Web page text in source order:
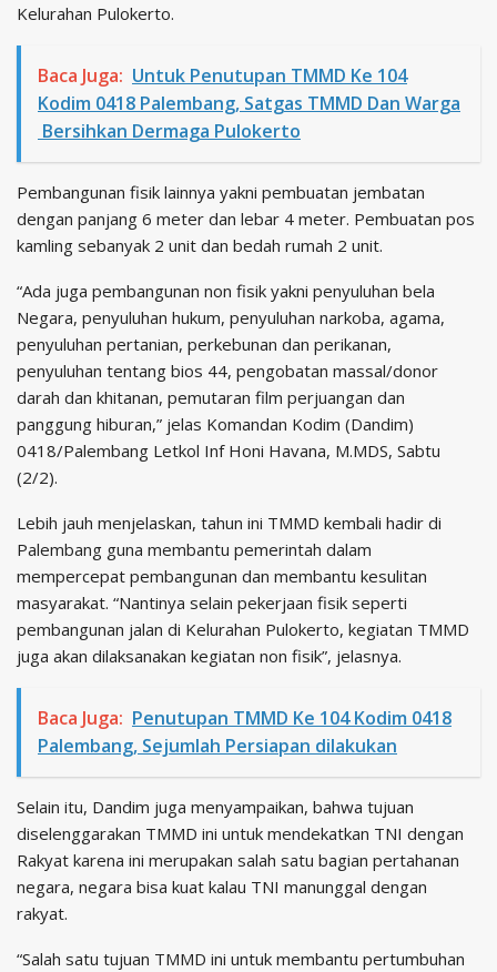
Kelurahan Pulokerto.
Baca Juga: Untuk Penutupan TMMD Ke 104
Kodim 0418 Palembang, Satgas TMMD Dan Warga
Bersihkan Dermaga Pulokerto
Pembangunan fisik lainnya yakni pembuatan jembatan
dengan panjang 6 meter dan lebar 4 meter. Pembuatan pos
kamling sebanyak 2 unit dan bedah rumah 2 unit.
“Ada juga pembangunan non fisik yakni penyuluhan bela
Negara, penyuluhan hukum, penyuluhan narkoba, agama,
penyuluhan pertanian, perkebunan dan perikanan,
penyuluhan tentang bios 44, pengobatan massal/donor
darah dan khitanan, pemutaran film perjuangan dan
panggung hiburan,” jelas Komandan Kodim (Dandim)
0418/Palembang Letkol Inf Honi Havana, M.MDS, Sabtu
(2/2).
Lebih jauh menjelaskan, tahun ini TMMD kembali hadir di
Palembang guna membantu pemerintah dalam
mempercepat pembangunan dan membantu kesulitan
masyarakat. “Nantinya selain pekerjaan fisik seperti
pembangunan jalan di Kelurahan Pulokerto, kegiatan TMMD
juga akan dilaksanakan kegiatan non fisik”, jelasnya.
Baca Juga: Penutupan TMMD Ke 104 Kodim 0418
Palembang, Sejumlah Persiapan dilakukan
Selain itu, Dandim juga menyampaikan, bahwa tujuan
diselenggarakan TMMD ini untuk mendekatkan TNI dengan
Rakyat karena ini merupakan salah satu bagian pertahanan
negara, negara bisa kuat kalau TNI manunggal dengan
rakyat.
“Salah satu tujuan TMMD ini untuk membantu pertumbuhan